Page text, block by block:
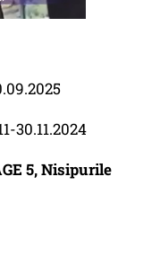
30.11.2024
5, Nisipurile